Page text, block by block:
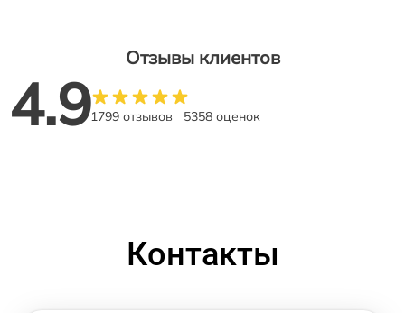
Отзывы клиентов
4.91799 отзывов 5358 оценок
Контакты